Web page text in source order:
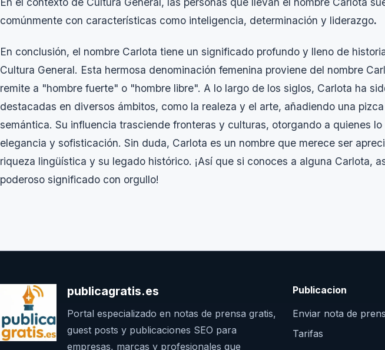
comúnmente con características como inteligencia, determinación y liderazgo.
En conclusión, el nombre Carlota tiene un significado profundo y lleno de
Cultura General. Esta hermosa denominación femenina proviene del nombre
remite a "hombre fuerte" o "hombre libre". A lo largo de los siglos, Carlota ha
destacadas en diversos ámbitos, como la realeza y el arte, añadiendo una
semántica. Su influencia trasciende fronteras y culturas, otorgando a quienes
elegancia y sofisticación. Sin duda, Carlota es un nombre que merece ser
riqueza lingüística y su legado histórico. ¡Así que si conoces a alguna Carlota,
poderoso significado con orgullo!
publicagratis.es
Portal especializado en notas de prensa gratis,
guest posts y publicaciones SEO para
empresas, marcas y profesionales que
Publicacion
Enviar nota de
Tarifas